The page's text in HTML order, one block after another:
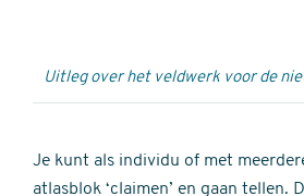
Uitleg over het veldwerk voor de
Je kunt als individu of met
atlasblok ‘claimen’ en gaan tellen.